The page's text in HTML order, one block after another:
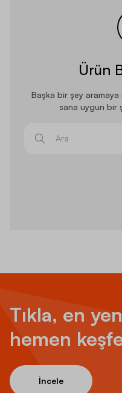
Ürün
Başka bir şey
sana uygun bir
Ara
Tıkla, en
hemen
İncele